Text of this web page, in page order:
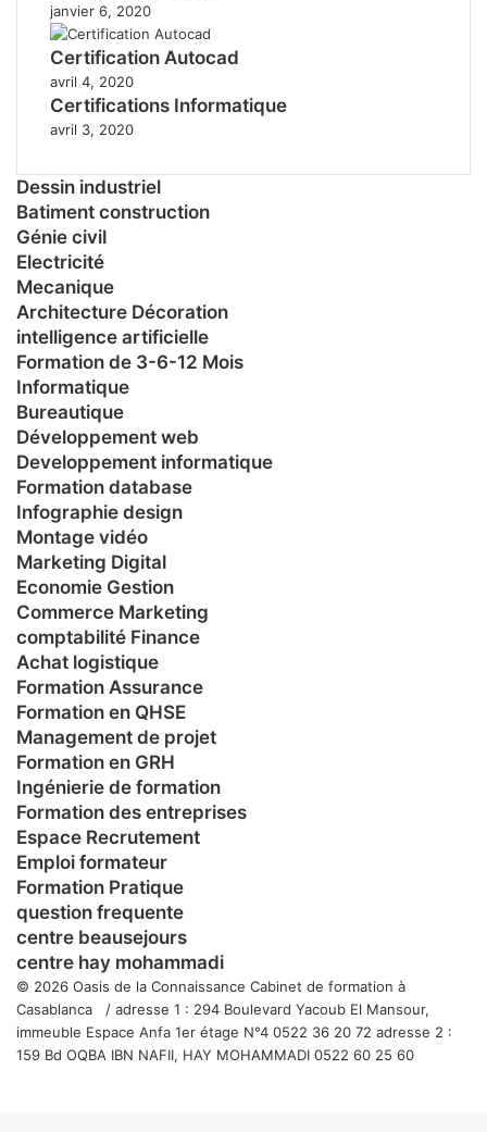
janvier 6, 2020
Certification Autocad
avril 4, 2020
Certifications Informatique
avril 3, 2020
Dessin industriel
Batiment construction
Génie civil
Electricité
Mecanique
Architecture Décoration
intelligence artificielle
Formation de 3-6-12 Mois
Informatique
Bureautique
Développement web
Developpement informatique
Formation database
Infographie design
Montage vidéo
Marketing Digital
Economie Gestion
Commerce Marketing
comptabilité Finance
Achat logistique
Formation Assurance
Formation en QHSE
Management de projet
Formation en GRH
Ingénierie de formation
Formation des entreprises
Espace Recrutement
Emploi formateur
Formation Pratique
question frequente
centre beausejours
centre hay mohammadi
© 2026 Oasis de la Connaissance Cabinet de formation à
Casablanca / adresse 1 : 294 Boulevard Yacoub El Mansour,
immeuble Espace Anfa 1er étage N°4 0522 36 20 72 adresse 2 :
159 Bd OQBA IBN NAFII, HAY MOHAMMADI 0522 60 25 60